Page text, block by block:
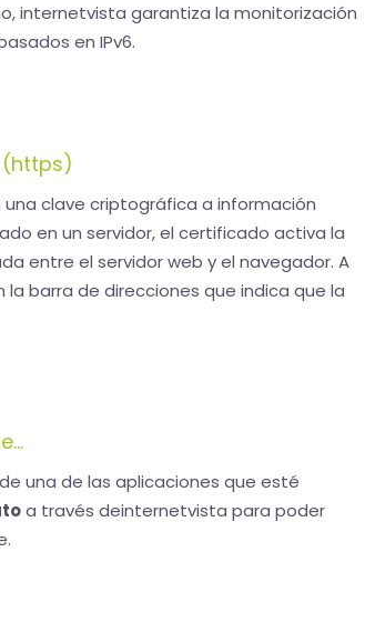
internetvista garantiza la monitorización
en IPv6.
(https)
una clave criptográfica a información
en un servidor, el certificado activa la
entre el servidor web y el navegador. A
barra de direcciones que indica que la
una de las aplicaciones que esté
a través deinternetvista para poder